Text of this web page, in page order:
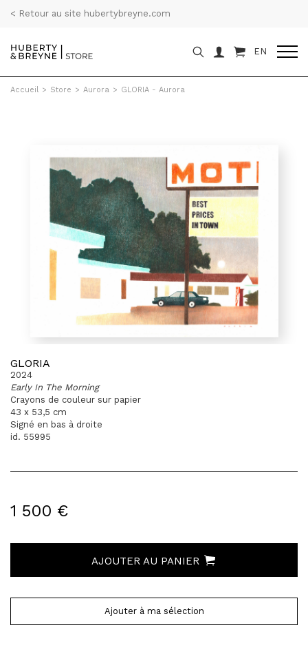
< Retour au site hubertybreyne.com
EN
Accueil > Store > Aurora > GLORIA - Aurora
GLORIA
2024
Early In The Morning
Crayons de couleur sur papier
43 x 53,5 cm
Signé en bas à droite
id. 55995
1 500 €
AJOUTER AU PANIER
Ajouter à ma sélection